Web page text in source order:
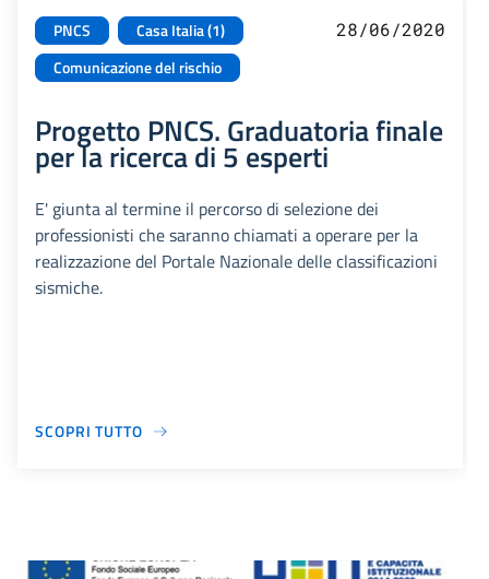
PNCS
Casa Italia (1)
Comunicazione del rischio
28/06/2020
Progetto PNCS. Graduatoria finale
per la ricerca di 5 esperti
E' giunta al termine il percorso di selezione dei
professionisti che saranno chiamati a operare per la
realizzazione del Portale Nazionale delle classificazioni
sismiche.
SCOPRI TUTTO